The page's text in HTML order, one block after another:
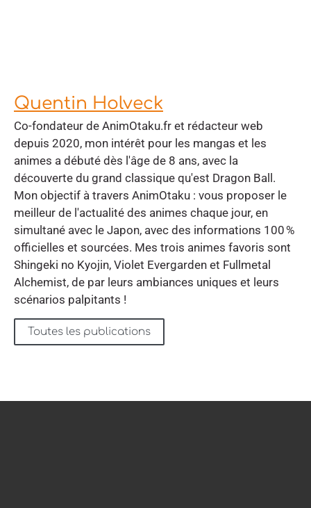
Quentin Holveck
Co-fondateur de AnimOtaku.fr et rédacteur web
depuis 2020, mon intérêt pour les mangas et les
animes a débuté dès l'âge de 8 ans, avec la
découverte du grand classique qu'est Dragon Ball.
Mon objectif à travers AnimOtaku : vous proposer le
meilleur de l'actualité des animes chaque jour, en
simultané avec le Japon, avec des informations 100 %
officielles et sourcées. Mes trois animes favoris sont
Shingeki no Kyojin, Violet Evergarden et Fullmetal
Alchemist, de par leurs ambiances uniques et leurs
scénarios palpitants !
Toutes les publications